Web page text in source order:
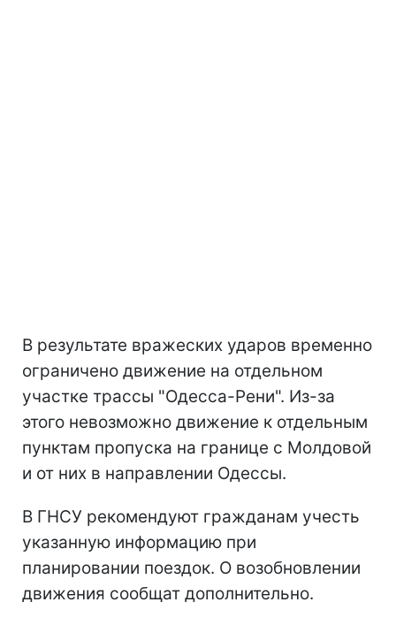
В результате вражеских ударов временно
ограничено движение на отдельном
участке трассы "Одесса-Рени". Из-за
этого невозможно движение к отдельным
пунктам пропуска на границе с Молдовой
и от них в направлении Одессы.
В ГНСУ рекомендуют гражданам учесть
указанную информацию при
планировании поездок. О возобновлении
движения сообщат дополнительно.